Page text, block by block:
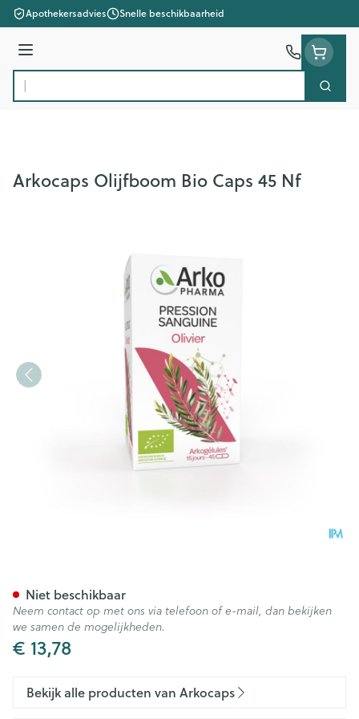
Ga naar de inhoud
Apothekersadvies Snelle beschikbaarheid
Menu
Product, merk, categorie...
Zoek
Arkocaps Olijfboom Bio Caps 45 Nf
€ 13,78
Niet beschikbaar
Neem contact op met ons via telefoon of e-mail, dan bekijken
we samen de mogelijkheden.
Bekijk alle producten van Arkocaps